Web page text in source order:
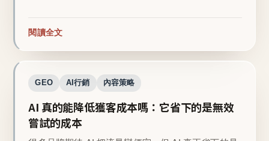
閱讀全文
GEO AI行銷 內容策略
AI 真的能降低獲客成本嗎：它省下的是無效
嘗試的成本